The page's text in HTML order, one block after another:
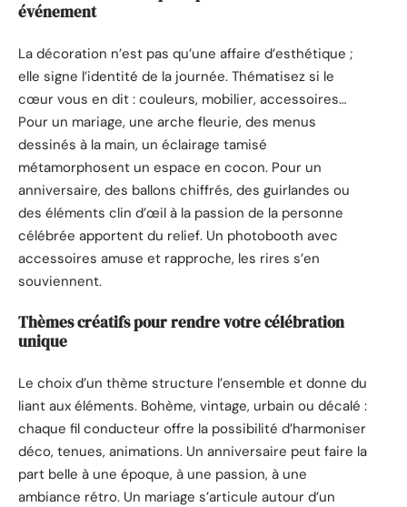
événement
La décoration n’est pas qu’une affaire d’esthétique ;
elle signe l’identité de la journée. Thématisez si le
cœur vous en dit : couleurs, mobilier, accessoires…
Pour un mariage, une arche fleurie, des menus
dessinés à la main, un éclairage tamisé
métamorphosent un espace en cocon. Pour un
anniversaire, des ballons chiffrés, des guirlandes ou
des éléments clin d’œil à la passion de la personne
célébrée apportent du relief. Un photobooth avec
accessoires amuse et rapproche, les rires s’en
souviennent.
Thèmes créatifs pour rendre votre célébration
unique
Le choix d’un thème structure l’ensemble et donne du
liant aux éléments. Bohème, vintage, urbain ou décalé :
chaque fil conducteur offre la possibilité d’harmoniser
déco, tenues, animations. Un anniversaire peut faire la
part belle à une époque, à une passion, à une
ambiance rétro. Un mariage s’articule autour d’un